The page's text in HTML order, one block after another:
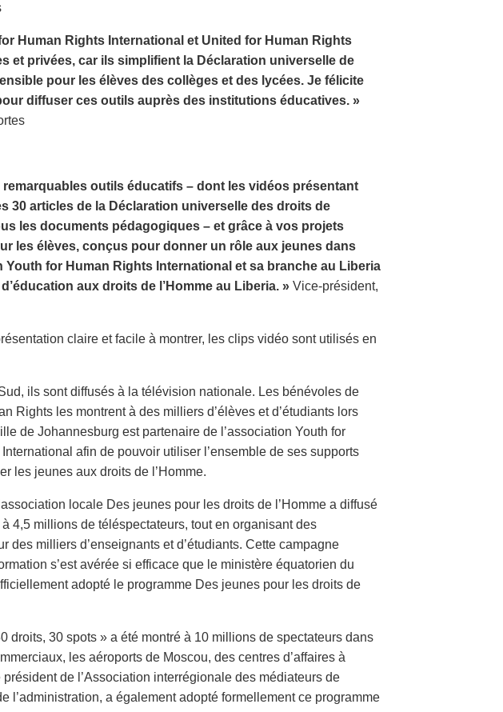
Human Rights International et United for Human Rights
et privées, car ils simplifient la Déclaration universelle de
pour les élèves des collèges et des lycées. Je félicite
diffuser ces outils auprès des institutions éducatives. »
remarquables outils éducatifs – dont les vidéos présentant
30 articles de la Déclaration universelle des droits de
les documents pédagogiques – et grâce à vos projets
les élèves, conçus pour donner un rôle aux jeunes dans
for Human Rights International et sa branche au Liberia
aux droits de l’Homme au Liberia. » Vice-président,
claire et facile à montrer, les clips vidéo sont utilisés en
ils sont diffusés à la télévision nationale. Les bénévoles de
Rights les montrent à des milliers d’élèves et d’étudiants lors
de Johannesburg est partenaire de l’association Youth for
afin de pouvoir utiliser l’ensemble de ses supports
les jeunes aux droits de l’Homme.
locale Des jeunes pour les droits de l’Homme a diffusé
4,5 millions de téléspectateurs, tout en organisant des
des milliers d’enseignants et d’étudiants. Cette campagne
s’est avérée si efficace que le ministère équatorien du
adopté le programme Des jeunes pour les droits de
droits, 30 spots » a été montré à 10 millions de spectateurs dans
les aéroports de Moscou, des centres d’affaires à
de l’Association interrégionale des médiateurs de
l’administration, a également adopté formellement ce programme